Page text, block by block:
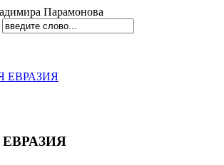
Парамонова
ЕВРАЗИЯ